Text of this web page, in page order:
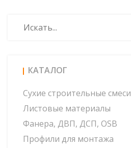
КАТАЛОГ
Сухие строительные смеси
Листовые материалы
Фанера, ДВП, ДСП, OSB
Профили для монтажа